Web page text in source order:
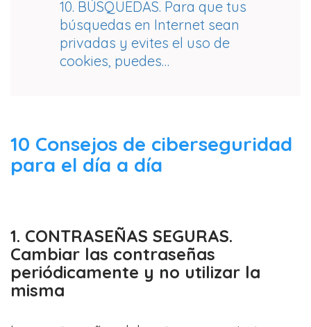
10. BÚSQUEDAS. Para que tus
búsquedas en Internet sean
privadas y evites el uso de
cookies, puedes…
10 Consejos de ciberseguridad
para el día a día
1. CONTRASEÑAS SEGURAS.
Cambiar las contraseñas
periódicamente y no utilizar la
misma